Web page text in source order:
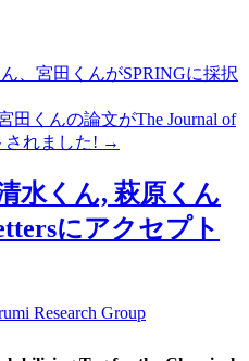
、宮田くんがSPRINGに採択
田くんの論文がThe Journal of
されました! →
水くん, 萩原くん
にアクセプト
Research Group